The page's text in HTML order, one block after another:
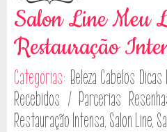
Salon Line Meu
Restauração
Categorias: Beleza Cabelos Dicas
Recebidos / Parcerias
Restauração Intensa, Salon Line,